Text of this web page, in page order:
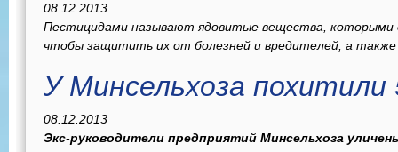
08.12.2013
Пестицидами называют ядовитые вещества,
чтобы защитить их от болезней и вредителей, а
У Минсельхоза похитили
08.12.2013
Экс-руководители предприятий Минсельхоза